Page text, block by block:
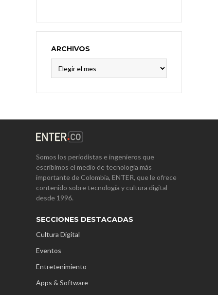
ARCHIVOS
Somos los periodistas e ingenieros que
escribimos el medio de tecnología más
importante de Colombia, ENTER, que le ofrece
contenido sobre tecnología y cultura digital
desde 1996.
SECCIONES DESTACADAS
Cultura Digital
Eventos
Entretenimiento
Apps & Software